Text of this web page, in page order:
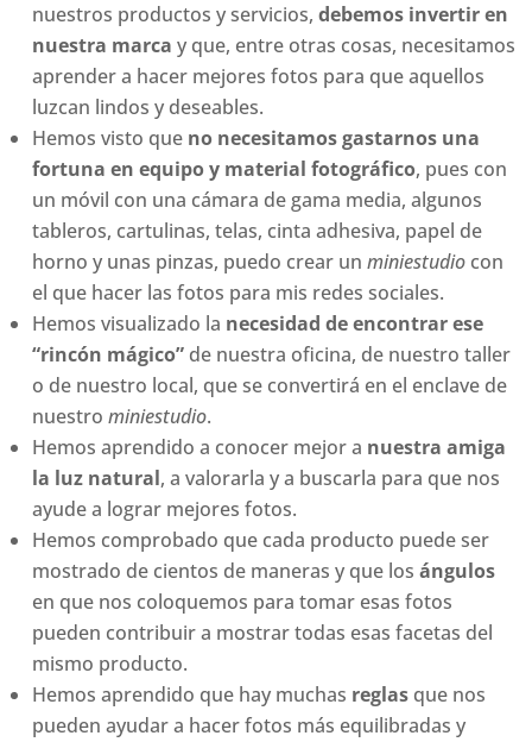
nuestros productos y servicios,debemos invertir en
nuestra marca y que, entre otras cosas, necesitamos
aprender a hacer mejores fotos para que aquellos
luzcan lindos y deseables.
Hemos visto que no necesitamos gastarnos una
fortuna en equipo y material fotográfico, pues con
un móvil con una cámara de gama media, algunos
tableros, cartulinas, telas, cinta adhesiva, papel de
horno y unas pinzas, puedo crear unminiestudio con
el que hacer las fotos para mis redes sociales.
Hemos visualizado la necesidad de encontrar ese
“rincón mágico” de nuestra oficina, de nuestro taller
o de nuestro local, que se convertirá en el enclave de
nuestrominiestudio.
Hemos aprendido a conocer mejor a nuestra amiga
la luz natural, a valorarla y a buscarla para que nos
ayude a lograr mejores fotos.
Hemos comprobado que cada producto puede ser
mostrado de cientos de maneras y que losángulos
en que nos coloquemos para tomar esas fotos
pueden contribuir a mostrar todas esas facetas del
mismo producto.
Hemos aprendido que hay muchas reglas que nos
pueden ayudar a hacer fotos más equilibradas y